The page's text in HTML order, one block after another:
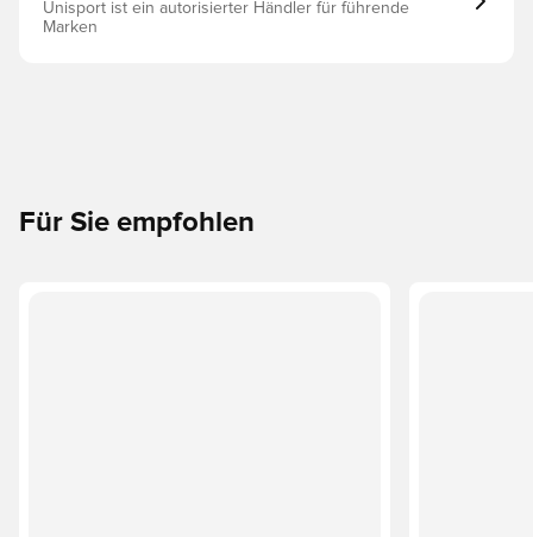
Unisport ist ein autorisierter Händler für führende
Marken
Für Sie empfohlen